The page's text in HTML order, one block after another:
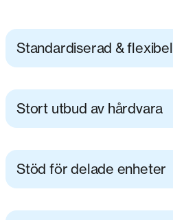
Standardiserad & flexibel
Stort utbud av hårdvara
Stöd för delade enheter